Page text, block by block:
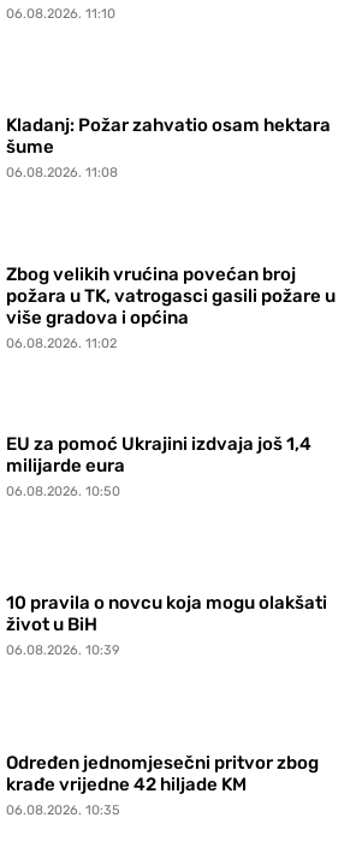
06.08.2026. 11:10
Kladanj: Požar zahvatio osam hektara
šume
06.08.2026. 11:08
Zbog velikih vrućina povećan broj
požara u TK, vatrogasci gasili požare u
više gradova i općina
06.08.2026. 11:02
EU za pomoć Ukrajini izdvaja još 1,4
milijarde eura
06.08.2026. 10:50
10 pravila o novcu koja mogu olakšati
život u BiH
06.08.2026. 10:39
Određen jednomjesečni pritvor zbog
krađe vrijedne 42 hiljade KM
06.08.2026. 10:35